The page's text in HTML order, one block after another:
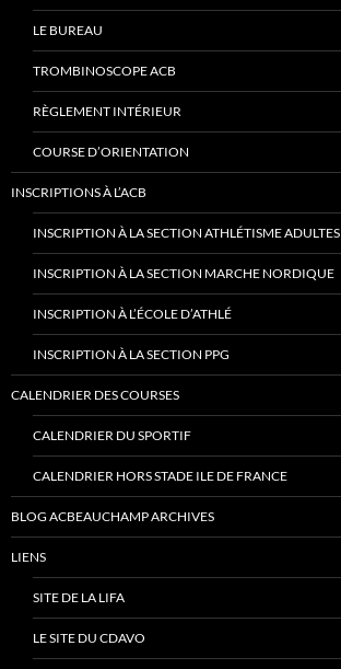
LE BUREAU
TROMBINOSCOPE ACB
RÈGLEMENT INTÉRIEUR
COURSE D’ORIENTATION
INSCRIPTIONS À L’ACB
INSCRIPTION À LA SECTION ATHLÉTISME ADULTES
INSCRIPTION À LA SECTION MARCHE NORDIQUE
INSCRIPTION À L’ÉCOLE D’ATHLÉ
INSCRIPTION À LA SECTION PPG
CALENDRIER DES COURSES
CALENDRIER DU SPORTIF
CALENDRIER HORS STADE ILE DE FRANCE
BLOG ACBEAUCHAMP ARCHIVES
LIENS
SITE DE LA LIFA
LE SITE DU CDAVO